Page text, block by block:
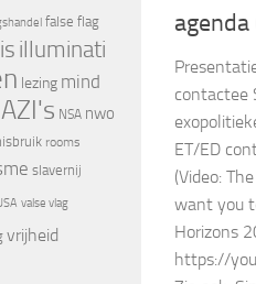
contactee
ET/ED
(Video:
want you
Horizons
https://
false flag
illuminati
lezing mind
NSA nwo
rooms
slavernij
valse vlag
vrijheid